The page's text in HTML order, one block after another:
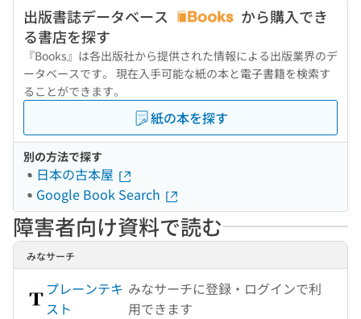
出版書誌データベース
から購入でき
る書店を探す
『Books』は各出版社から提供された情報による出版業界のデ
ータベースです。 現在入手可能な紙の本と電子書籍を検索す
ることができます。
紙の本を探す
別の方法で探す
日本の古本屋
Google Book Search
障害者向け資料で読む
みなサーチ
プレーンテキ
スト
みなサーチに登録・ログインで利
用できます